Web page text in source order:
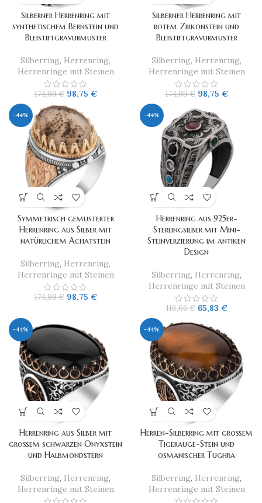
Silberner Herrenring mit
synthetischem Bernstein und
Bleistiftgravurmuster
Silberring, Herrenring,
Herrenringe mit Steinen
174,99€ 98,75 €
Silberner Herrenring mit
rotem Zirkonstein und
Bleistiftgravurmuster
Silberring, Herrenring,
Herrenringe mit Steinen
174,99€ 98,75 €
-44%
Symmetrisch gemusterter
Herrenring aus Silber mit
natürlichem Achatstein
Silberring, Herrenring,
Herrenringe mit Steinen
174,99€ 98,75 €
-44%
Herrenring aus 925er-
Sterlingsilber mit Mini-
Steinverzierung im antiken
Design
Silberring, Herrenring,
Herrenringe mit Steinen
116,66€ 65,83 €
-44%
Herrenring aus Silber mit
großem schwarzen Onyxstein
und Halbmondstern
Silberring, Herrenring,
Herrenringe mit Steinen
-44%
Herren-Silberring mit großem
Tigerauge-Stein und
osmanischer Tughra
Silberring, Herrenring,
Herrenringe mit Steinen